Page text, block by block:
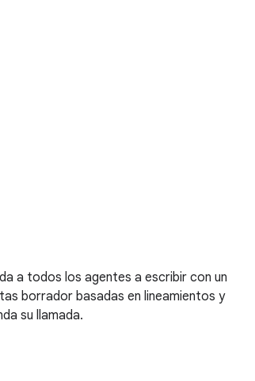
a todos los agentes a escribir con un
borrador basadas en lineamientos y
su llamada.